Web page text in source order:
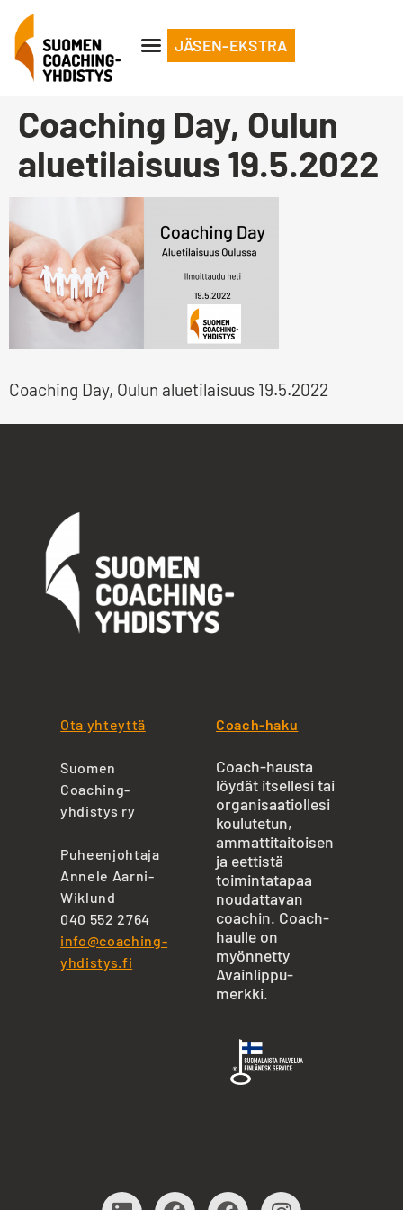
JÄSEN-EKSTRA
Coaching Day, Oulun
aluetilaisuus 19.5.2022
Coaching Day, Oulun aluetilaisuus 19.5.2022
Ota yhteyttä
Suomen
Coaching-
yhdistys ry
Puheenjohtaja
Annele Aarni-
Wiklund
040 552 2764
info@coaching-
yhdistys.fi
Coach-haku
Coach-hausta
löydät itsellesi tai
organisaatiollesi
koulutetun,
ammattitaitoisen
ja eettistä
toimintatapaa
noudattavan
coachin. Coach-
haulle on
myönnetty
Avainlippu-
merkki.